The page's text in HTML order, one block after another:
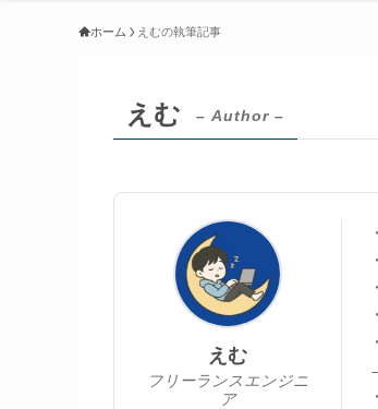
ホーム えむの執筆記事
えむ – Author –
えむ
フリーランスエンジニ
ア